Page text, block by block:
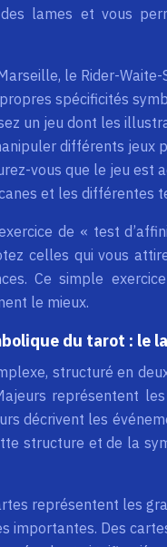
lames et vous
le Rider-
spécificités
un jeu dont les
différents jeux
vous que le jeu est
et les différentes
de « test
celles qui vous
Ce simple
le mieux.
du tarot : le
structuré en
représentent
décrivent les
structure et de la
représentent les
Des